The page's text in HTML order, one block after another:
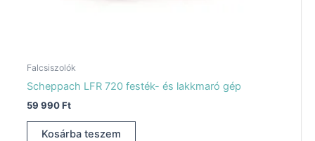
Falcsiszolók
Scheppach LFR 720 festék- és lakkmaró gép
59 990Ft
Kosárba teszem